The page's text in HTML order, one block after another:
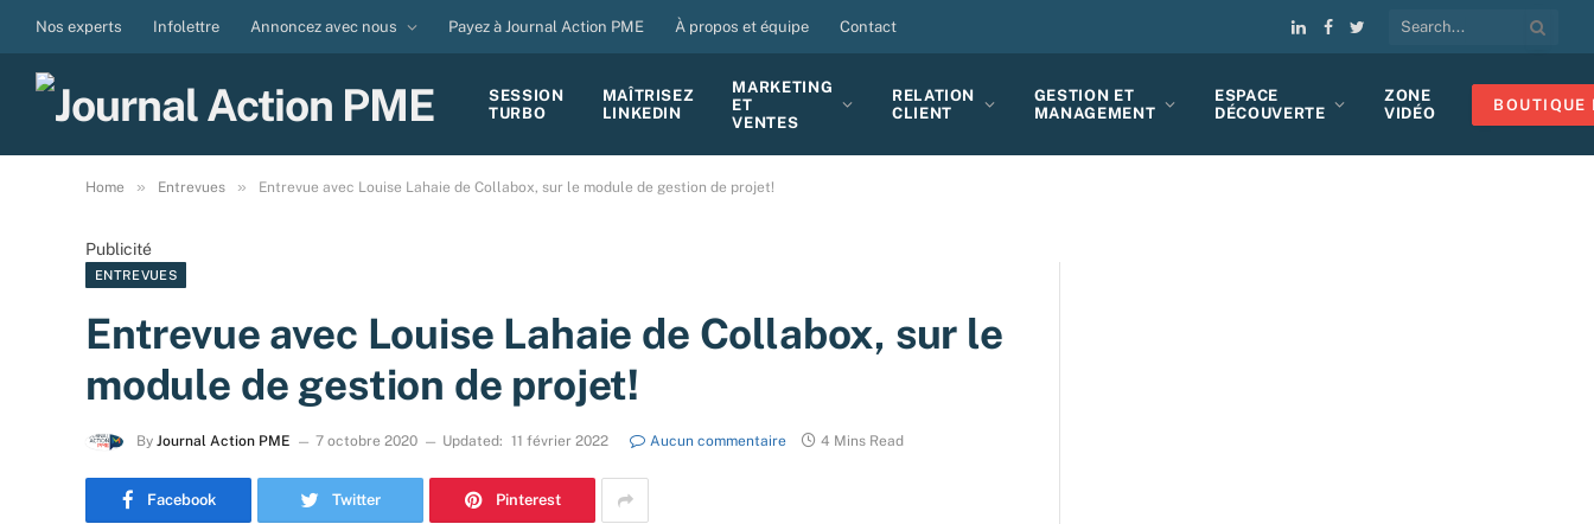
Nos experts Infolettre Annoncez avec nous Payez à Journal Action PME À propos et équipe Contact
LinkedIn
Facebook
Twitter
SESSION
TURBO
MAÎTRISEZ
LINKEDIN
MARKETING
ET
VENTES
RELATION
CLIENT
GESTION ET
MANAGEMENT
ESPACE
DÉCOUVERTE
ZONE
VIDÉO
BOUTIQUE
Home » Entrevues » Entrevue avec Louise Lahaie de Collabox, sur le module de gestion de projet!
Publicité
ENTREVUES
Entrevue avec Louise Lahaie de Collabox, sur le
module de gestion de projet!
By Journal Action PME 7 octobre 2020 Updated: 11 février 2022 Aucun commentaire 4 Mins Read
Facebook Twitter Pinterest